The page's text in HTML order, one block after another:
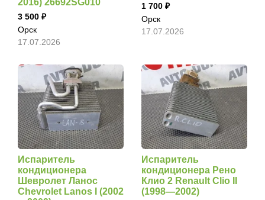
2016) 26692SG010
3 500
Орск
17.07.2026
1 700
Орск
17.07.2026
Испаритель
кондиционера
Шевролет Ланос
Chevrolet Lanos I (2002
Испаритель
кондиционера Рено
Клио 2 Renault Clio II
(1998—2002)